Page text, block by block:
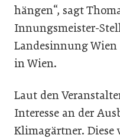
hängen“, sagt
Innungsmeister-
Landesinnung
in Wien.
Laut den
Interesse an der
Klimagärtner. Diese